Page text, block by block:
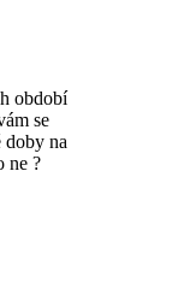
období
se
doby na
ne ?